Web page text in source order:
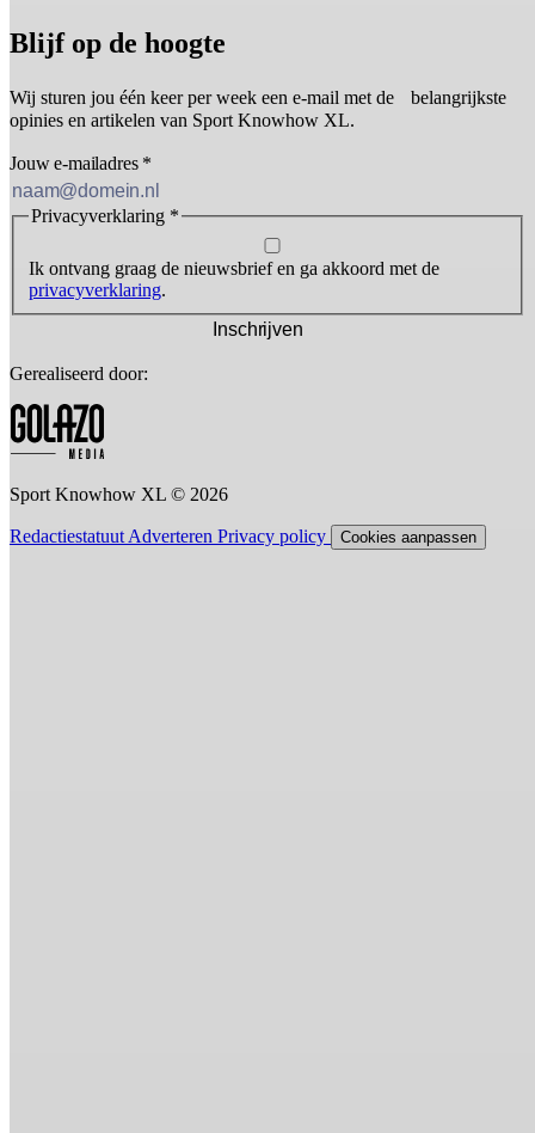
Blijf op de hoogte
Wij sturen jou één keer per week een e-mail met de belangrijkste
opinies en artikelen van Sport Knowhow XL.
Jouw e-mailadres *
Privacyverklaring *
Ik ontvang graag de nieuwsbrief en ga akkoord met de
privacyverklaring.
Inschrijven
Gerealiseerd door:
Sport Knowhow XL © 2026
Redactiestatuut Adverteren Privacy policy Cookies aanpassen